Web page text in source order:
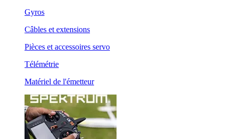
Gyros
Câbles et extensions
Pièces et accessoires servo
Télémétrie
Matériel de l'émetteur